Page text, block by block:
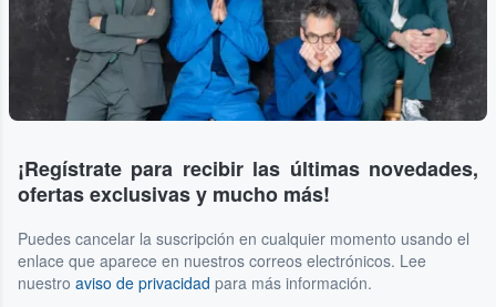
¡Regístrate para recibir las últimas novedades,
ofertas exclusivas y mucho más!
Puedes cancelar la suscripción en cualquier momento usando el
enlace que aparece en nuestros correos electrónicos. Lee
nuestro aviso de privacidad para más información.